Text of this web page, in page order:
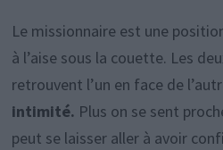
Le missionnaire est une
à l’aise sous la couette. Les
retrouvent l’un en face de
intimité. Plus on se sent
peut se laisser aller à avoir